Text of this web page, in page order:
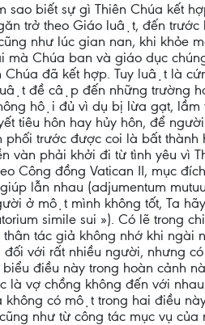
sao biết sự gì Thiên Chúa kết
trở theo Giáo luật, đến
như lúc gian nan, khi khỏe
mà Chúa ban và giáo dục
Chúa đã kết hợp. Tuy luật là
đề cập đến những trường
hội đủ vì dụ bị lừa gạt, lầm
tiêu hôn hay hủy hôn, để
trước được coi là bất
vàn phải khởi đi từ tình yêu vì
Công đồng Vatican II, mục
lẫn nhau (adjumentum
ở một mình không tốt, Ta
simile sui »). Có lẽ trong
tác giả không nhớ khi
đối với rất nhiều người, nhưng
điều này trong hoàn cảnh
vợ chồng không đến với
có một trong hai điều
như từ công tác mục vụ